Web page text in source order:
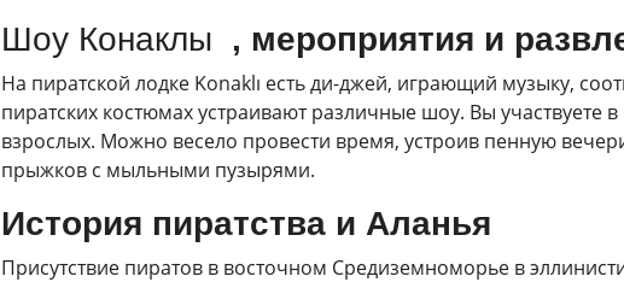
Шоу Конаклы , мероприятия и
На пиратской лодке Konaklı есть ди-джей, играющий музыку,
пиратских костюмах устраивают различные шоу. Вы участвуете
взрослых. Можно весело провести время, устроив пенную
прыжков с мыльными пузырями.
История пиратства и Аланья
Присутствие пиратов в восточном Средиземноморье в